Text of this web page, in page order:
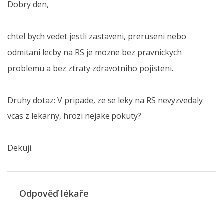
Dobry den,
chtel bych vedet jestli zastaveni, preruseni nebo
odmitani lecby na RS je mozne bez pravnickych
problemu a bez ztraty zdravotniho pojisteni.
Druhy dotaz: V pripade, ze se leky na RS nevyzvedaly
vcas z lekarny, hrozi nejake pokuty?
Dekuji.
Odpověď lékaře